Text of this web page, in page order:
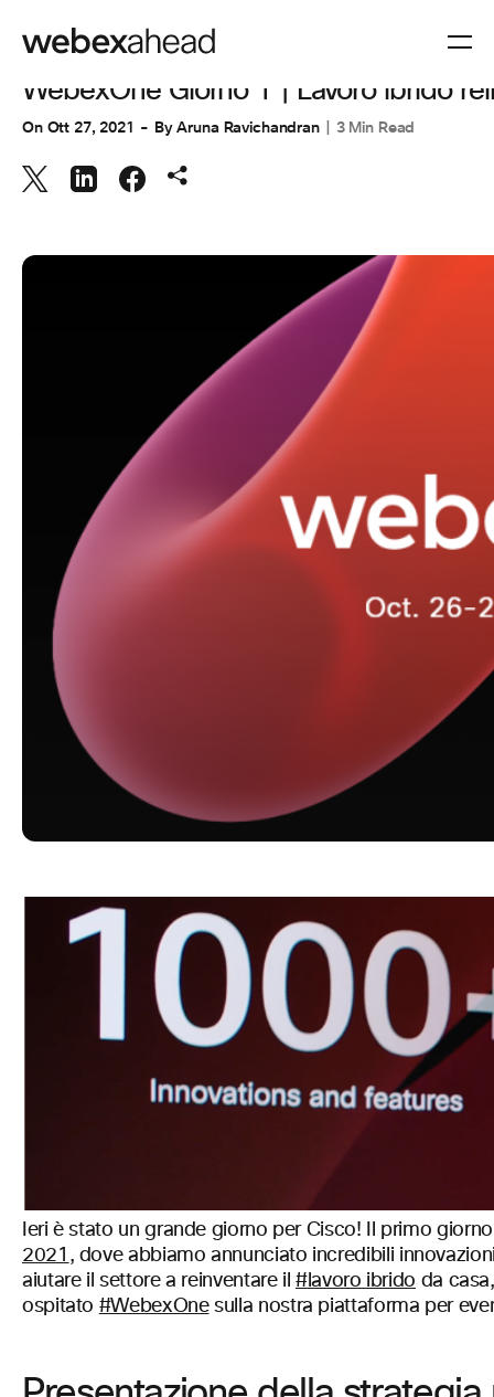
COLLABORAZIONE,UNCATEGORIZED @IT
WebexOne Giorno 1 | Lavoro ibrido
On Ott 27, 2021 ByAruna Ravichandran 3 Min Read
Ieri è stato un grande giorno per Cisco! Il primo
2021 , dove abbiamo annunciato incredibili
aiutare il settore a reinventare il#lavoro ibrido da
ospitato #WebexOnesulla nostra piattaforma per